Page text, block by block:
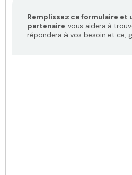
Remplissez ce formulaire et
partenaire vous aidera à
répondera à vos besoin et ce,